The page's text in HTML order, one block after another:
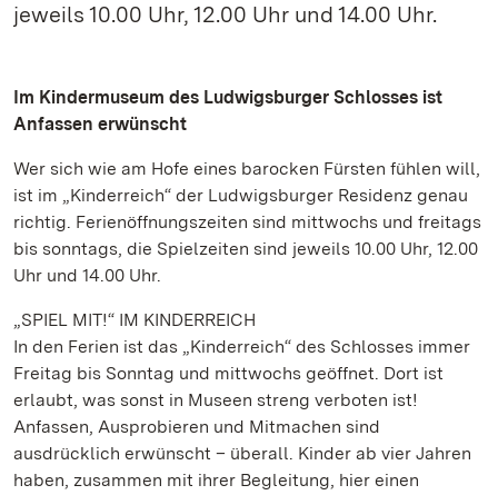
jeweils 10.00 Uhr, 12.00 Uhr und 14.00 Uhr.
Im Kindermuseum des Ludwigsburger Schlosses ist
Anfassen erwünscht
Wer sich wie am Hofe eines barocken Fürsten fühlen will,
ist im „Kinderreich“ der Ludwigsburger Residenz genau
richtig. Ferienöffnungszeiten sind mittwochs und freitags
bis sonntags, die Spielzeiten sind jeweils 10.00 Uhr, 12.00
Uhr und 14.00 Uhr.
„SPIEL MIT!“ IM KINDERREICH
In den Ferien ist das „Kinderreich“ des Schlosses immer
Freitag bis Sonntag und mittwochs geöffnet. Dort ist
erlaubt, was sonst in Museen streng verboten ist!
Anfassen, Ausprobieren und Mitmachen sind
ausdrücklich erwünscht – überall. Kinder ab vier Jahren
haben, zusammen mit ihrer Begleitung, hier einen